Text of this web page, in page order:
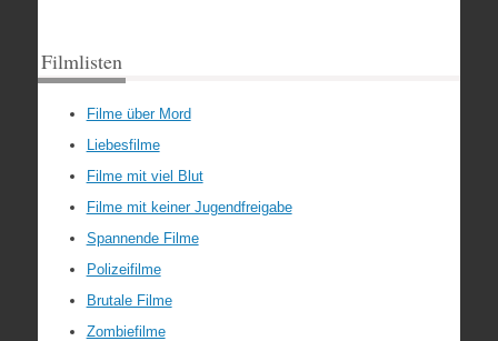
Filmlisten
Filme über Mord
Liebesfilme
Filme mit viel Blut
Filme mit keiner Jugendfreigabe
Spannende Filme
Polizeifilme
Brutale Filme
Zombiefilme